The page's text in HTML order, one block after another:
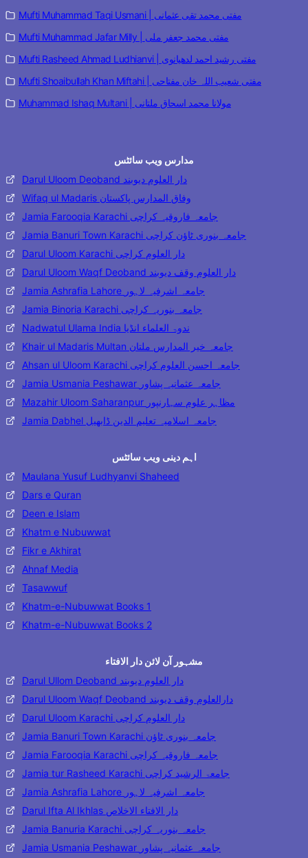
Mufti Muhammad Taqi Usmani | مفتی محمد تقی عثمانی
Mufti Muhammad Jafar Milly | مفتی محمد جعفر ملی
Mufti Rasheed Ahmad Ludhianvi | مفتی رشید احمد لدھیانوی
Mufti Shoaibullah Khan Miftahi | مفتی شعیب اللہ خان مفتاحی
Muhammad Ishaq Multani | مولانا محمد اسحاق ملتانی
مدارس ویب سائٹس
Darul Uloom Deoband دار العلوم دیوبند
Wifaq ul Madaris وفاق المدارس پاکستان
Jamia Farooqia Karachi جامعہ فاروقیہ کراچی
Jamia Banuri Town Karachi جامعہ بنوری ٹاؤن کراچی
Darul Uloom Karachi دار العلوم کراچی
Darul Uloom Waqf Deoband دار العلوم وقف دیوبند
Jamia Ashrafia Lahore جامعہ اشرفیہ لاہور
Jamia Binoria Karachi جامعہ بنوریہ کراچی
Nadwatul Ulama India ندوۃ العلماء انڈیا
Khair ul Madaris Multan جامعہ خیر المدارس ملتان
Ahsan ul Uloom Karachi جامعہ احسن العلوم کراچی
Jamia Usmania Peshawar جامعہ عثمانیہ پشاور
Mazahir Uloom Saharanpur مظاہر علوم سہارنپور
Jamia Dabhel جامعہ اسلامیہ تعلیم الدین ڈابھیل
اہم دینی ویب سائٹس
Maulana Yusuf Ludhyanvi Shaheed
Dars e Quran
Deen e Islam
Khatm e Nubuwwat
Fikr e Akhirat
Ahnaf Media
Tasawwuf
Khatm-e-Nubuwwat Books 1
Khatm-e-Nubuwwat Books 2
مشہور آن لائن دار الافتاء
Darul Ullom Deoband دار العلوم دیوبند
Darul Uloom Waqf Deoband دارالعلوم وقف دیوبند
Darul Uloom Karachi دار العلوم کراچی
Jamia Banuri Town Karachi جامعہ بنوری ٹاؤن
Jamia Farooqia Karachi جامعہ فاروقیہ کراچی
Jamia tur Rasheed Karachi جامعۃ الرشید کراچی
Jamia Ashrafia Lahore جامعہ اشرفیہ لاہور
Darul Ifta Al Ikhlas دار الافتاء الاخلاص
Jamia Banuria Karachi جامعہ بنوریہ کراچی
Jamia Usmania Peshawar جامعہ عثمانیہ پشاور